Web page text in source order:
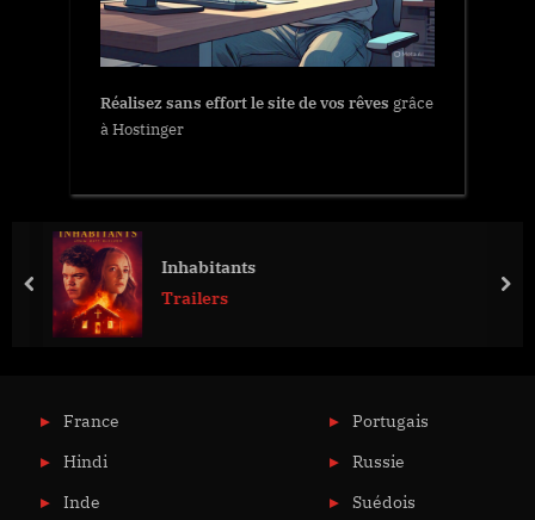
Réalisez sans effort le site de vos rêves grâce
à Hostinger
Inhabitants
Trailers
prev
France
Hindi
Inde
Portugais
Russie
Suédois